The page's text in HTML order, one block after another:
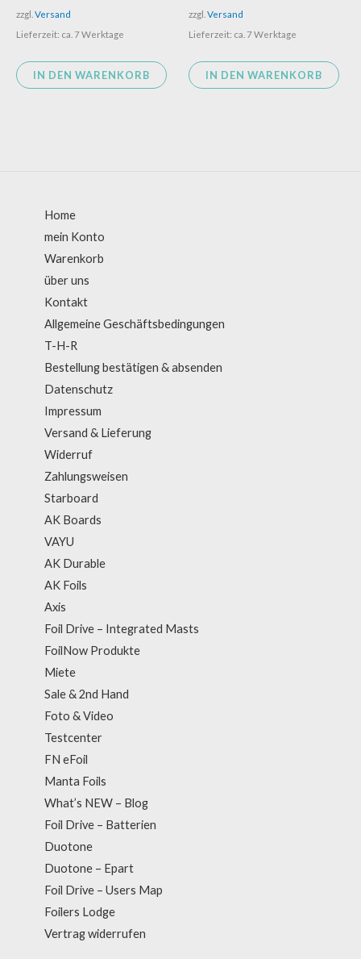
zzgl. Versand
Lieferzeit: ca. 7 Werktage
IN DEN WARENKORB
zzgl. Versand
Lieferzeit: ca. 7 Werktage
IN DEN WARENKORB
Home
mein Konto
Warenkorb
über uns
Kontakt
Allgemeine Geschäftsbedingungen
T-H-R
Bestellung bestätigen & absenden
Datenschutz
Impressum
Versand & Lieferung
Widerruf
Zahlungsweisen
Starboard
AK Boards
VAYU
AK Durable
AK Foils
Axis
Foil Drive – Integrated Masts
FoilNow Produkte
Miete
Sale & 2nd Hand
Foto & Video
Testcenter
FN eFoil
Manta Foils
What’s NEW – Blog
Foil Drive – Batterien
Duotone
Duotone – Epart
Foil Drive – Users Map
Foilers Lodge
Vertrag widerrufen